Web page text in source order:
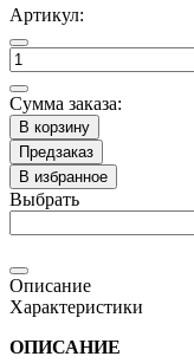
Артикул:
Сумма заказа:
В корзину
Предзаказ
В избранное
Выбрать
Описание
Характеристики
ОПИСАНИЕ